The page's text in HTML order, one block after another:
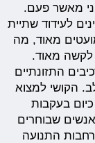
מאשר פעם.
לעידוד שתיית
מאוד, מה
לקשה מאוד.
התזונתיים
הקושי למצוא
בעקבות
שבוחרים
התנועה